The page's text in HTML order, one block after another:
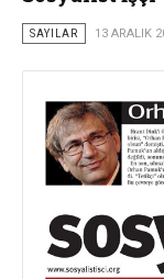
SAYILAR 13 ARALIK